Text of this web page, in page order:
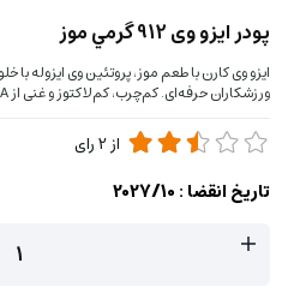
پودر ایزو وی 912 گرمي موز
ایزو وی کارن با طعم موز، پروتئین وی ایزوله
ورزشکاران حرفه‌ای. کم‌چرب، کم‌لاکتوز و غنی از BCAA.
از2رای
تاریخ انقضا :